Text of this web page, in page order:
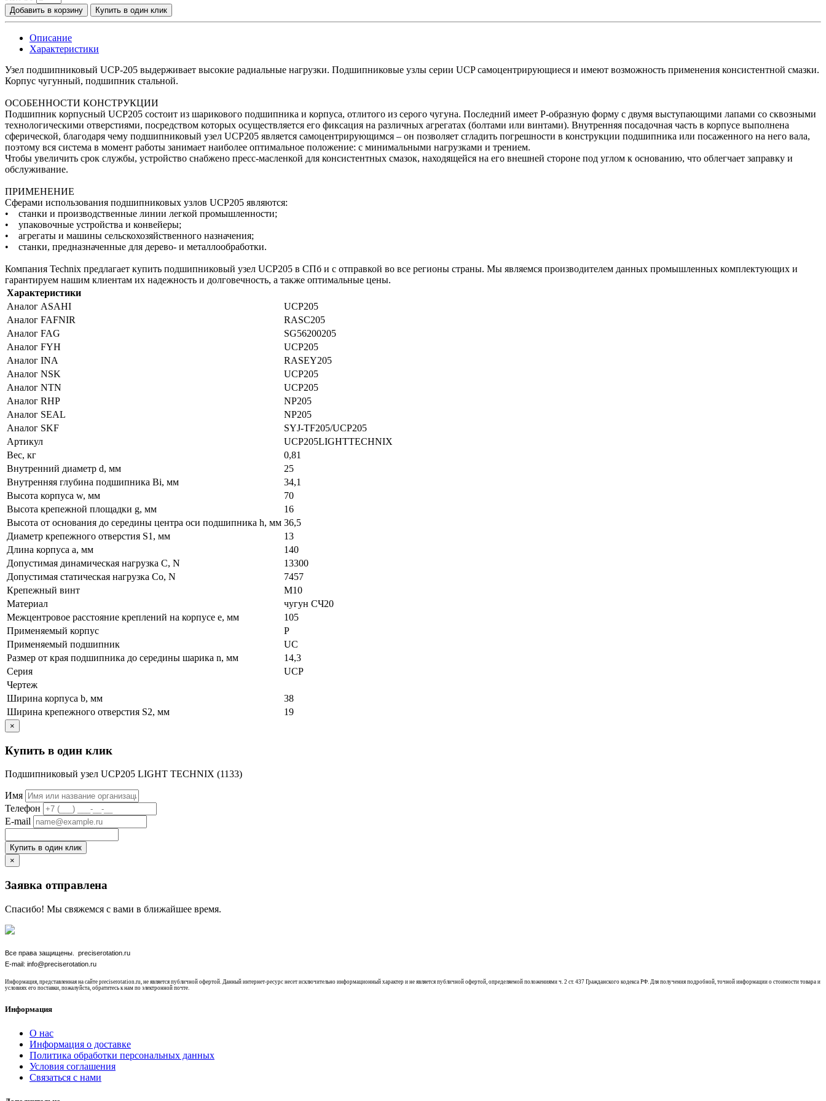
Добавить в корзину Купить в один клик
Описание
Характеристики
Узел подшипниковый UCP-205 выдерживает высокие радиальные нагрузки. Подшипниковые узлы серии UCP самоцентрирующиеся и имеют возможность применения консистентной смазки.
Корпус чугунный, подшипник стальной.
ОСОБЕННОСТИ КОНСТРУКЦИИ
Подшипник корпусный UCP205 состоит из шарикового подшипника и корпуса, отлитого из серого чугуна. Последний имеет Р-образную форму с двумя выступающими лапами со сквозными
технологическими отверстиями, посредством которых осуществляется его фиксация на различных агрегатах (болтами или винтами). Внутренняя посадочная часть в корпусе выполнена
сферической, благодаря чему подшипниковый узел UCP205 является самоцентрирующимся – он позволяет сгладить погрешности в конструкции подшипника или посаженного на него вала,
поэтому вся система в момент работы занимает наиболее оптимальное положение: с минимальными нагрузками и трением.
Чтобы увеличить срок службы, устройство снабжено пресс-масленкой для консистентных смазок, находящейся на его внешней стороне под углом к основанию, что облегчает заправку и
обслуживание.
ПРИМЕНЕНИЕ
Сферами использования подшипниковых узлов UCP205 являются:
• станки и производственные линии легкой промышленности;
• упаковочные устройства и конвейеры;
• агрегаты и машины сельскохозяйственного назначения;
• станки, предназначенные для дерево- и металлообработки.
Компания Technix предлагает купить подшипниковый узел UCP205 в СПб и с отправкой во все регионы страны. Мы являемся производителем данных промышленных комплектующих и
гарантируем нашим клиентам их надежность и долговечность, а также оптимальные цены.
Характеристики
Аналог ASAHI
UCP205
Аналог FAFNIR
RASC205
Аналог FAG
SG56200205
Аналог FYH
UCP205
Аналог INA
RASEY205
Аналог NSK
UCP205
Аналог NTN
UCP205
Аналог RHP
NP205
Аналог SEAL
NP205
Аналог SKF
SYJ-TF205/UCP205
Артикул
UCP205LIGHTTECHNIX
Вес, кг
0,81
Внутренний диаметр d, мм
25
Внутренняя глубина подшипника Bi, мм
34,1
Высота корпуса w, мм
70
Высота крепежной площадки g, мм
16
Высота от основания до середины центра оси подшипника h, мм 36,5
Диаметр крепежного отверстия S1, мм
13
Длина корпуса a, мм
140
Допустимая динамическая нагрузка C, N
13300
Допустимая статическая нагрузка Co, N
7457
Крепежный винт
М10
Материал
чугун СЧ20
Межцентровое расстояние креплений на корпусе e, мм
105
Применяемый корпус
P
Применяемый подшипник
UC
Размер от края подшипника до середины шарика n, мм
14,3
Серия
UCP
Чертеж
Ширина корпуса b, мм
38
Ширина крепежного отверстия S2, мм
19
×
Купить в один клик
Подшипниковый узел UCP205 LIGHT TECHNIX (1133)
Имя
Телефон
E-mail
Купить в один клик
×
Заявка отправлена
Спасибо! Мы свяжемся с вами в ближайшее время.
Все права защищены. preciserotation.ru
E-mail: info@preciserotation.ru
Информация, представленная на сайте preciserotation.ru, не является публичной офертой. Данный интернет-ресурс несет исключительно информационный характер и не является публичной офертой, определяемой положениями ч. 2 ст. 437 Гражданского кодекса РФ. Для получения подробной, точной информации о стоимости товара и
условиях его поставки, пожалуйста, обратитесь к нам по электронной почте.
Информация
О нас
Информация о доставке
Политика обработки персональных данных
Условия соглашения
Связаться с нами